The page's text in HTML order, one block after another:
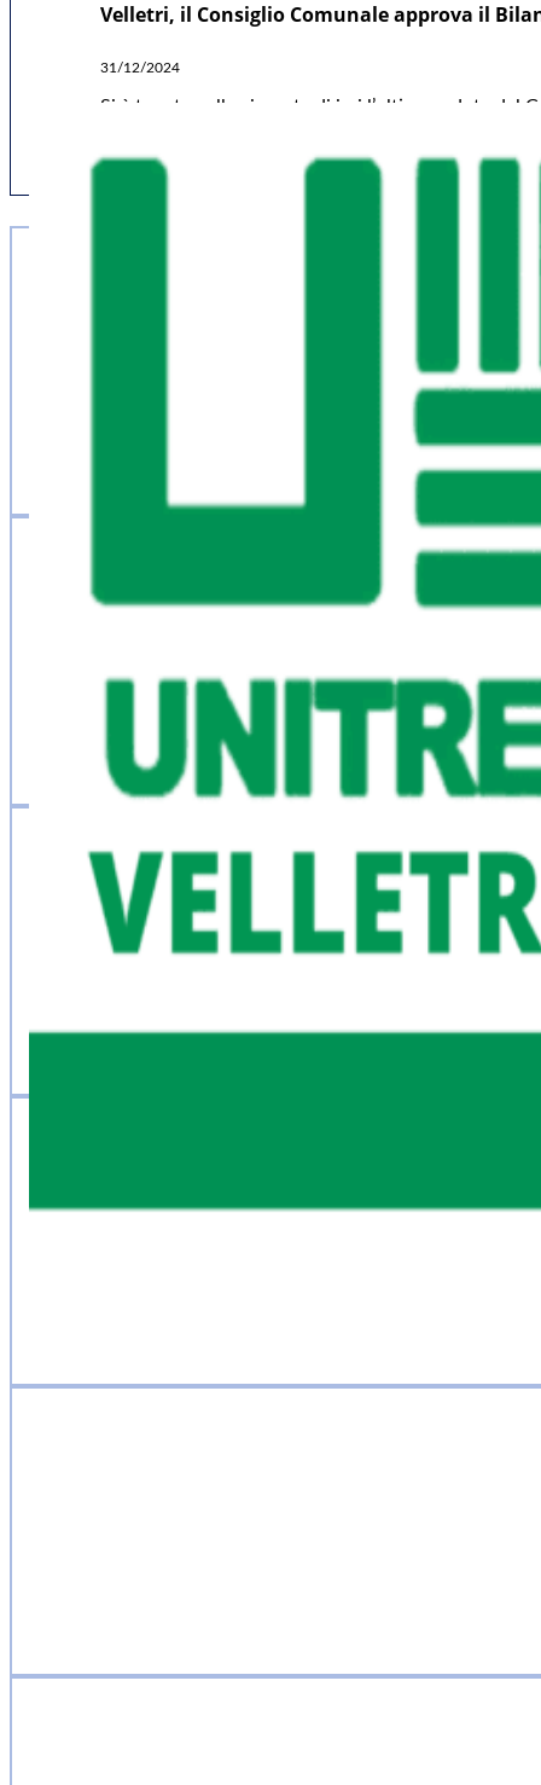
Velletri, il Consiglio Comunale approva il
31/12/2024
Si è tenuta nella giornata di ieri l’ultima seduta del